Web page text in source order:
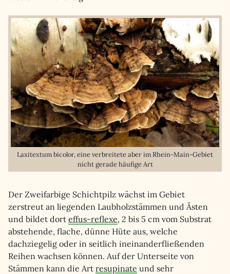
Laxitextum bicolor, eine verbreitete aber im Rhein-Main-Gebiet
nicht gerade häufige Art
Der Zweifarbige Schichtpilz wächst im Gebiet
zerstreut an liegenden Laubholzstämmen und Ästen
und bildet dort effus-reflexe, 2 bis 5 cm vom Substrat
abstehende, flache, dünne Hüte aus, welche
dachziegelig oder in seitlich ineinanderfließenden
Reihen wachsen können. Auf der Unterseite von
Stämmen kann die Art resupinate und sehr